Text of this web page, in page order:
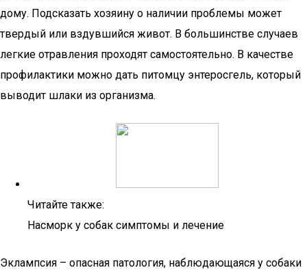
дому. Подсказать хозяину о наличии проблемы может
твердый или вздувшийся живот. В большинстве случаев
легкие отравления проходят самостоятельно. В качестве
профилактики можно дать питомцу энтеросгель, который
выводит шлаки из организма.
Читайте также:
Насморк у собак симптомы и лечение
Эклампсия – опасная патология, наблюдающаяся у собаки